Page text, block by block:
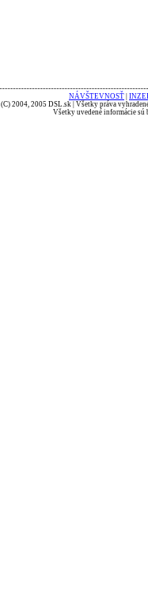
NÁVŠTEVNOSŤ
(C) 2004, 2005 DSL.sk | Všetky práva
Všetky uvedené informácie sú